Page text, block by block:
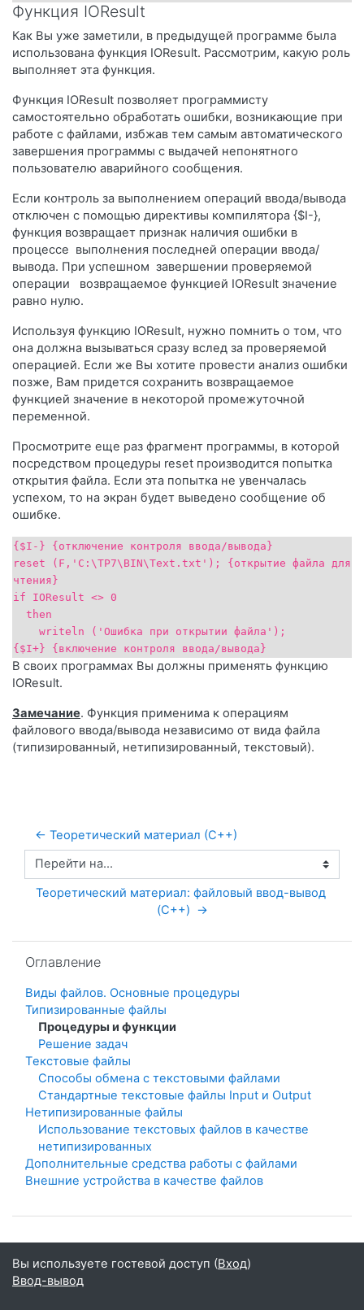
Функция IOResult
Как Вы уже заметили, в предыдущей программе была
использована функция IOResult. Рассмотрим, какую роль
выполняет эта функция.
Функция IOResult позволяет программисту
самостоятельно обработать ошибки, возникающие при
работе с файлами, избжав тем самым автоматического
завершения программы с выдачей непонятного
пользователю аварийного сообщения.
Если контроль за выполнением операций ввода/вывода
отключен с помощью директивы компилятора {$I-},
функция возвращает признак наличия ошибки в
процессе выполнения последней операции ввода/
вывода. При успешном завершении проверяемой
операции возвращаемое функцией IOResult значение
равно нулю.
Используя функцию IOResult, нужно помнить о том, что
она должна вызываться сразу вслед за проверяемой
операцией. Если же Вы хотите провести анализ ошибки
позже, Вам придется сохранить возвращаемое
функцией значение в некоторой промежуточной
переменной.
Просмотрите еще раз фрагмент программы, в которой
посредством процедуры reset производится попытка
открытия файла. Если эта попытка не увенчалась
успехом, то на экран будет выведено сообщение об
ошибке.
{$I-} {отключение контроля ввода/вывода}
reset (F,'C:\TP7\BIN\Text.txt'); {открытие файла для
чтения}
if IOResult <> 0
then
writeln ('Ошибка при открытии файла');
{$I+} {включение контроля ввода/вывода}
В своих программах Вы должны применять функцию
IOResult.
Замечание. Функция применима к операциям
файлового ввода/вывода независимо от вида файла
(типизированный, нетипизированный, текстовый).
← Теоретический материал (С++)
Перейти на...
Теоретический материал: файловый ввод-вывод
(C++)  →
Оглавление
Виды файлов. Основные процедуры
Типизированные файлы
Процедуры и функции
Решение задач
Тeкстовые файлы
Способы обмена с текстовыми файлами
Стандартные текстовые файлы Input и Output
Нетипизированные файлы
Использование текстовых файлов в качестве
нетипизированных
Дополнительные средства работы с файлами
Внешние устройства в качестве файлов
Вы используете гостевой доступ (Вход)
Ввод-вывод